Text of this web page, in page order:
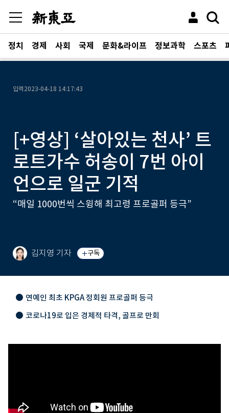
정치 경제 사회 국제 문화&라이프 정보과학 스포츠
입력 2023-04-18 14:17:43
[+영상] ‘살아있는 천사’ 트
로트가수 허송이 7번 아이
언으로 일군 기적
“매일 1000번씩 스윙해 최고령 프로골퍼 등극”
김지영 기자 구독
연예인 최초 KPGA 정회원 프로골퍼 등극
코로나19로 입은 경제적 타격, 골프로 만회